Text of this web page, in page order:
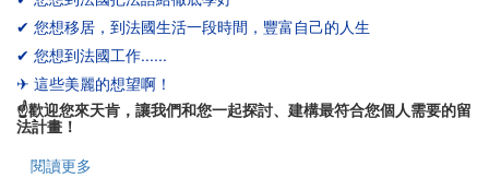
✔ 您想移居，到法國生活一段時間，豐富自己的人生
✔ 您想到法國工作......
✈ 這些美麗的想望啊！
☝歡迎您來天肯，讓我們和您一起探討、建構最符合您個人需要的留
法計畫！
閱讀更多